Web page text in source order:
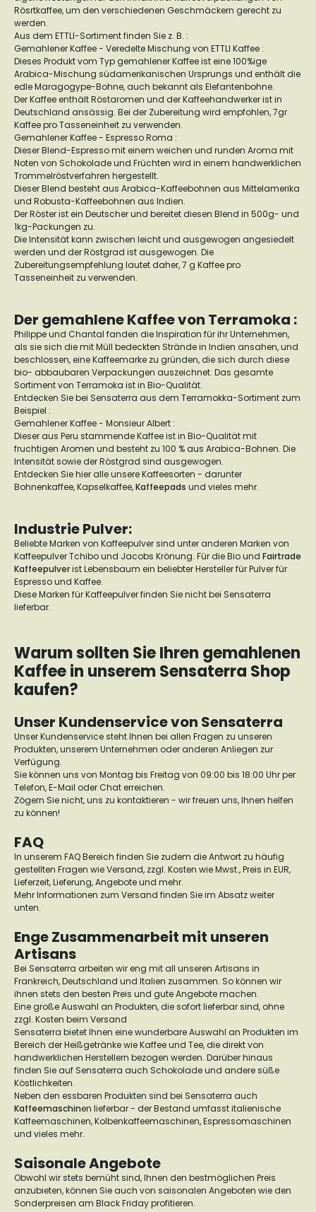
Rösrtkaffee, um den verschiedenen Geschmäckern gerecht zu
werden.
Aus dem ETTLI-Sortiment finden Sie z. B. :
Gemahlener Kaffee - Veredelte Mischung von ETTLI Kaffee :
Dieses Produkt vom Typ gemahlener Kaffee ist eine 100%ige
Arabica-Mischung südamerikanischen Ursprungs und enthält die
edle Maragogype-Bohne, auch bekannt als Elefantenbohne.
Der Kaffee enthält Röstaromen und der Kaffeehandwerker ist in
Deutschland ansässig. Bei der Zubereitung wird empfohlen, 7gr
Kaffee pro Tasseneinheit zu verwenden.
Gemahlener Kaffee - Espresso Roma :
Dieser Blend-Espresso mit einem weichen und runden Aroma mit
Noten von Schokolade und Früchten wird in einem handwerklichen
Trommelröstverfahren hergestellt.
Dieser Blend besteht aus Arabica-Kaffeebohnen aus Mittelamerika
und Robusta-Kaffeebohnen aus Indien.
Der Röster ist ein Deutscher und bereitet diesen Blend in 500g- und
1kg-Packungen zu.
Die Intensität kann zwischen leicht und ausgewogen angesiedelt
werden und der Röstgrad ist ausgewogen. Die
Zubereitungsempfehlung lautet daher, 7 g Kaffee pro
Tasseneinheit zu verwenden.
Der gemahlene Kaffee von Terramoka :
Philippe und Chantal fanden die Inspiration für ihr Unternehmen,
als sie sich die mit Müll bedeckten Strände in Indien ansahen, und
beschlossen, eine Kaffeemarke zu gründen, die sich durch diese
bio- abbaubaren Verpackungen auszeichnet. Das gesamte
Sortiment von Terramoka ist in Bio-Qualität.
Entdecken Sie bei Sensaterra aus dem Terramokka-Sortiment zum
Beispiel :
Gemahlener Kaffee - Monsieur Albert :
Dieser aus Peru stammende Kaffee ist in Bio-Qualität mit
fruchtigen Aromen und besteht zu 100 % aus Arabica-Bohnen. Die
Intensität sowie der Röstgrad sind ausgewogen.
Entdecken Sie hier alle unsere Kaffeesorten - darunter
Bohnenkaffee, Kapselkaffee,Kaffeepads und vieles mehr.
Industrie Pulver:
Beliebte Marken von Kaffeepulver sind unter anderen Marken von
Kaffeepulver Tchibo und Jacobs Krönung. Für die Bio und Fairtrade
Kaffeepulverist Lebensbaum ein beliebter Hersteller für Pulver für
Espresso und Kaffee.
Diese Marken für Kaffeepulver finden Sie nicht bei Sensaterra
lieferbar.
Warum sollten Sie Ihren gemahlenen
Kaffee in unserem Sensaterra Shop
kaufen?
Unser Kundenservice von Sensaterra
Unser Kundenservice steht Ihnen bei allen Fragen zu unseren
Produkten, unserem Unternehmen oder anderen Anliegen zur
Verfügung.
Sie können uns von Montag bis Freitag von 09:00 bis 18:00 Uhr per
Telefon, E-Mail oder Chat erreichen.
Zögern Sie nicht, uns zu kontaktieren - wir freuen uns, Ihnen helfen
zu können!
FAQ
In unserem FAQ Bereich finden Sie zudem die Antwort zu häufig
gestellten Fragen wie Versand, zzgl. Kosten wie Mwst., Preis in EUR,
Lieferzeit, Lieferung, Angebote und mehr.
Mehr Informationen zum Versand finden Sie im Absatz weiter
unten.
Enge Zusammenarbeit mit unseren
Artisans
Bei Sensaterra arbeiten wir eng mit all unseren Artisans in
Frankreich, Deutschland und Italien zusammen. So können wir
ihnen stets den besten Preis und gute Angebote machen.
Eine große Auswahl an Produkten, die sofort lieferbar sind, ohne
zzgl. Kosten beim Versand
Sensaterra bietet Ihnen eine wunderbare Auswahl an Produkten im
Bereich der Heißgetränke wie Kaffee und Tee, die direkt von
handwerklichen Herstellern bezogen werden. Darüber hinaus
finden Sie auf Sensaterra auch Schokolade und andere süße
Köstlichkeiten.
Neben den essbaren Produkten sind bei Sensaterra auch
Kaffeemaschinen lieferbar - der Bestand umfasst italienische
Kaffeemaschinen, Kolbenkaffeemaschinen, Espressomaschinen
und vieles mehr.
Saisonale Angebote
Obwohl wir stets bemüht sind, Ihnen den bestmöglichen Preis
anzubieten, können Sie auch von saisonalen Angeboten wie den
Sonderpreisen am Black Friday profitieren.